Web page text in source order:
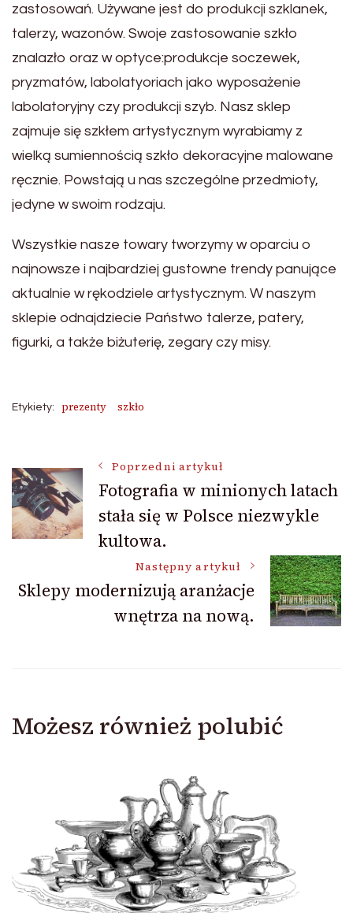
zastosowań. Używane jest do produkcji szklanek,
talerzy, wazonów. Swoje zastosowanie szkło
znalazło oraz w optyce:produkcje soczewek,
pryzmatów, labolatyoriach jako wyposażenie
labolatoryjny czy produkcji szyb. Nasz sklep
zajmuje się szkłem artystycznym wyrabiamy z
wielką sumiennością szkło dekoracyjne malowane
ręcznie. Powstają u nas szczególne przedmioty,
jedyne w swoim rodzaju.
Wszystkie nasze towary tworzymy w oparciu o
najnowsze i najbardziej gustowne trendy panujące
aktualnie w rękodziele artystycznym. W naszym
sklepie odnajdziecie Państwo talerze, patery,
figurki, a także biżuterię, zegary czy misy.
Etykiety: prezenty szkło
Nawigacja
wpisu
Poprzedni artykuł
Fotografia w minionych latach
stała się w Polsce niezwykle
kultowa.
Następny artykuł
Sklepy modernizują aranżacje
wnętrza na nową.
Możesz również polubić